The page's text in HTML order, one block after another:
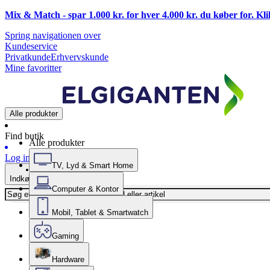
Mix & Match - spar 1.000 kr. for hver 4.000 kr. du køber for.
Spring navigationen over
Kundeservice
PrivatkundeErhvervskunde
Mine favoritter
Alle produkter
Find butik
Log ind
Indkøbskurv
Alle produkter
TV, Lyd & Smart Home
Computer & Kontor
Mobil, Tablet & Smartwatch
Gaming
Hardware